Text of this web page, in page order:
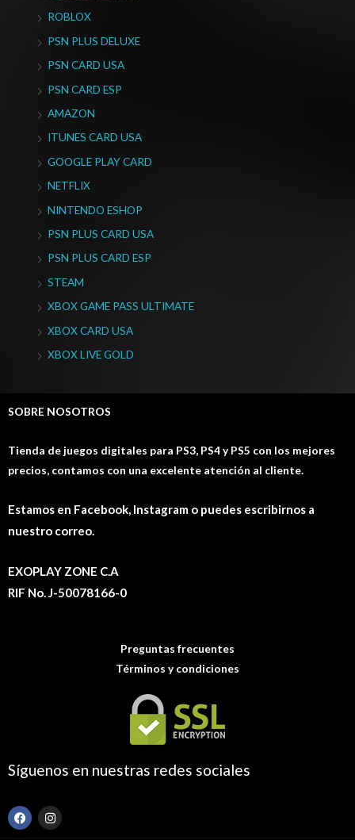
ROBLOX
PSN PLUS DELUXE
PSN CARD USA
PSN CARD ESP
AMAZON
ITUNES CARD USA
GOOGLE PLAY CARD
NETFLIX
NINTENDO ESHOP
PSN PLUS CARD USA
PSN PLUS CARD ESP
STEAM
XBOX GAME PASS ULTIMATE
XBOX CARD USA
XBOX LIVE GOLD
SOBRE NOSOTROS
Tienda de juegos digitales para PS3, PS4 y PS5 con los mejores
precios, contamos con una excelente atención al cliente.
Estamos en Facebook, Instagram o puedes escribirnos a
nuestro correo.
EXOPLAY ZONE C.A
RIF No. J-50078166-0
Preguntas frecuentes
Términos y condiciones
Síguenos en nuestras redes sociales
F
a
c
I
n
s